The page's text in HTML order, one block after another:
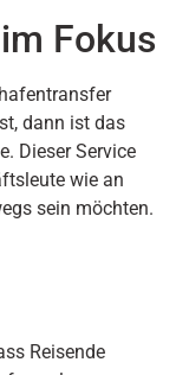
Fokus
dann ist das
Dieser Service
wie an
sein möchten.
Reisende